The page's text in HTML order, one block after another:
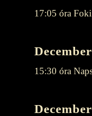
17:05 óra
15:30 óra